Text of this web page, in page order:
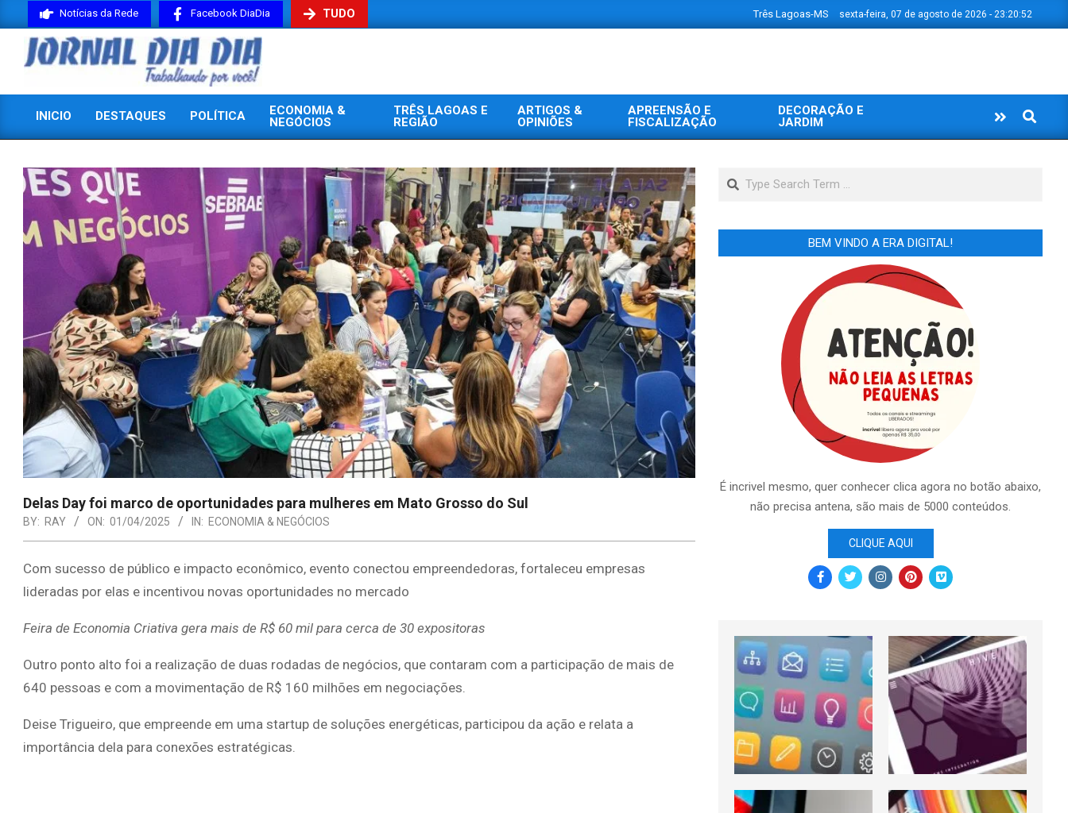
to
content
Notícias da Rede Facebook DiaDia TUDO Três Lagoas-MS sexta-feira, 07 de agosto de 2026 - 23:20:53
JORNAL
DIADIA
Menu
INICIO DESTAQUES POLÍTICA
ECONOMIA &
NEGÓCIOS
TRÊS LAGOAS E
REGIÃO
ARTIGOS &
OPINIÕES
APREENSÃO E
FISCALIZAÇÃO
DECORAÇÃO E
JARDIM
Search
Delas Day foi marco de oportunidades para mulheres em Mato Grosso do Sul
BY: RAY ON: 01/04/2025 IN: ECONOMIA & NEGÓCIOS
Com sucesso de público e impacto econômico, evento conectou empreendedoras, fortaleceu empresas
lideradas por elas e incentivou novas oportunidades no mercado
Feira de Economia Criativa gera mais de R$ 60 mil para cerca de 30 expositoras
Outro ponto alto foi a realização de duas rodadas de negócios, que contaram com a participação de mais de
640 pessoas e com a movimentação de R$ 160 milhões em negociações.
Deise Trigueiro, que empreende em uma startup de soluções energéticas, participou da ação e relata a
importância dela para conexões estratégicas.
Search
BEM VINDO A ERA DIGITAL!
É incrivel mesmo, quer conhecer clica agora no botão abaixo,
não precisa antena, são mais de 5000 conteúdos.
CLIQUE AQUI